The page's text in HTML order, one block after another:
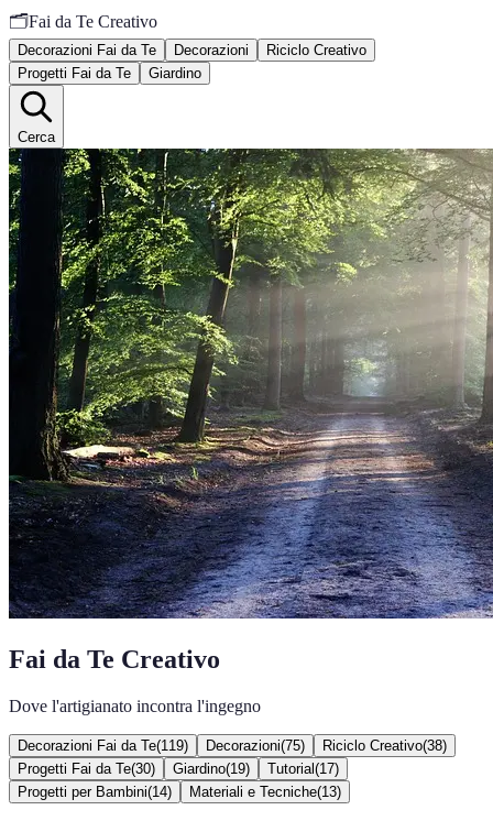
🗂️Fai da Te Creativo
Decorazioni Fai da Te Decorazioni
Riciclo Creativo
Progetti Fai da Te
Giardino
Cerca
Fai da Te Creativo
Dove l'artigianato incontra l'ingegno
Decorazioni Fai da Te(119) Decorazioni(75) Riciclo Creativo(38)
Progetti Fai da Te(30) Giardino(19) Tutorial (17)
Progetti per Bambini(14) Materiali e Tecniche(13)